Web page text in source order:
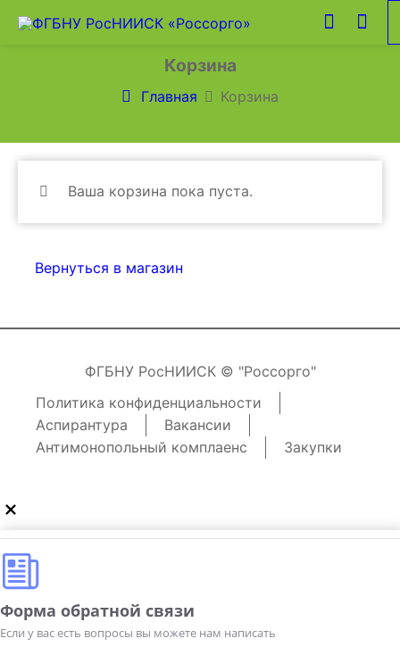
Корзина
Главная Корзина
Ваша корзина пока пуста.
Вернуться в магазин
ФГБНУ РосНИИСК © "Россорго"
Политика конфиденциальности
Аспирантура
Вакансии
Антимонопольный комплаенс
Закупки
Форма обратной связи
Если у вас есть вопросы вы можете нам написать